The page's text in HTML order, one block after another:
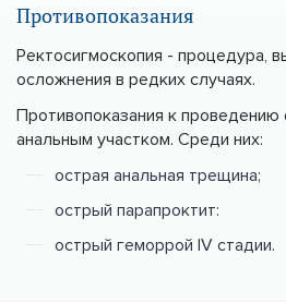
Противопоказания
Ректосигмоскопия - процедура,
осложнения в редких случаях.
Противопоказания к проведению
анальным участком. Среди них:
острая анальная трещина;
острый парапроктит:
острый геморрой ІV стадии.